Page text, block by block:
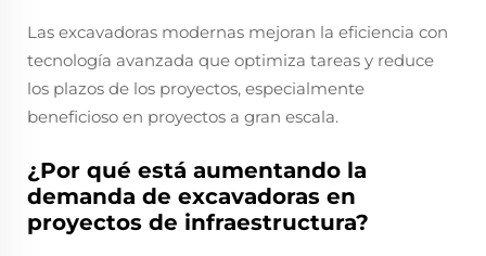
Las excavadoras modernas mejoran la eficiencia con
tecnología avanzada que optimiza tareas y reduce
los plazos de los proyectos, especialmente
beneficioso en proyectos a gran escala.
¿Por qué está aumentando la
demanda de excavadoras en
proyectos de infraestructura?